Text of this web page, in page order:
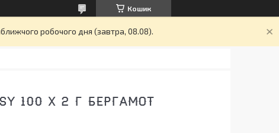
Кошик
робочого дня (завтра, 08.08).
100 Х 2 Г БЕРГАМОТ